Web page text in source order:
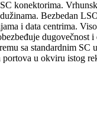
konektorima.
Bezbedan
i data centrima.
sa standardnim
u okviru istog